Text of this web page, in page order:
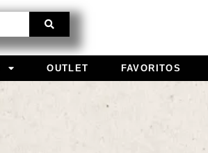
OUTLET FAVORITOS